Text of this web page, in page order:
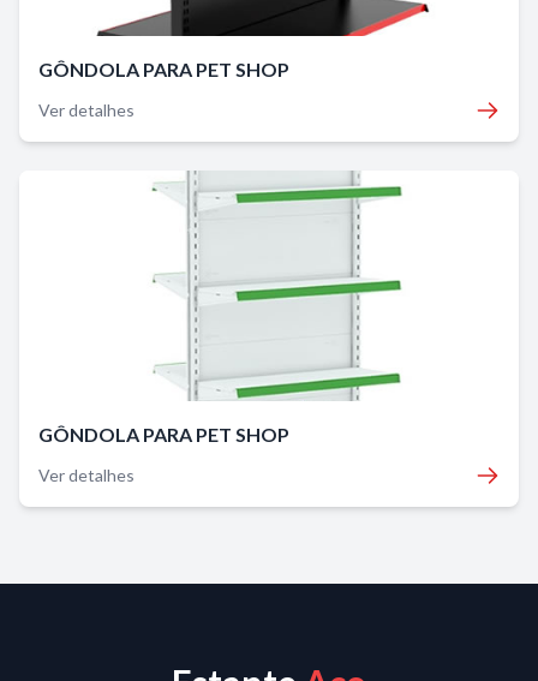
GÔNDOLA PARA PET SHOP
Ver detalhes
GÔNDOLA PARA PET SHOP
Ver detalhes